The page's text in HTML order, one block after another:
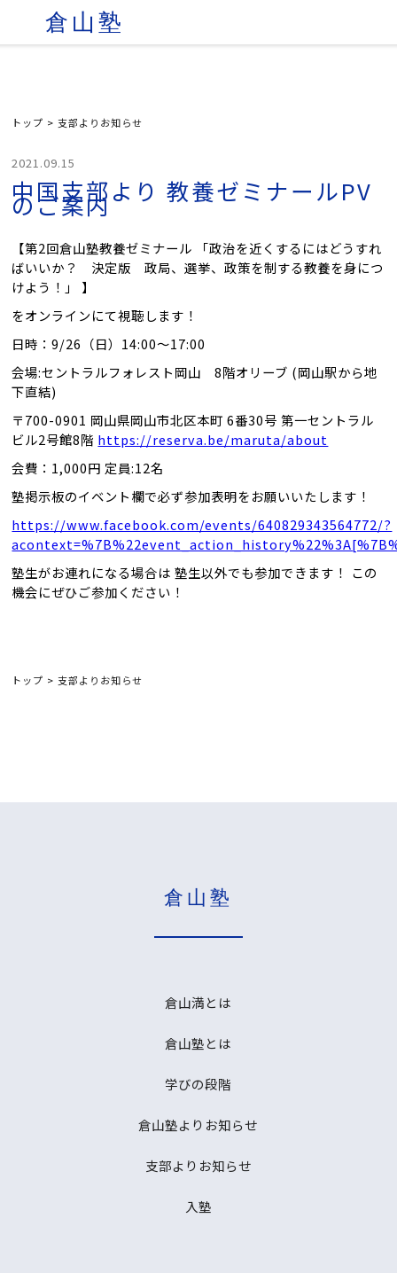
倉山塾
トップ >支部よりお知らせ
2021.09.15
中国支部より 教養ゼミナールPV
のご案内
【第2回倉山塾教養ゼミナール 「政治を近くするにはどうすれ
ばいいか？ 決定版 政局、選挙、政策を制する教養を身につ
けよう！」 】
をオンラインにて視聴します！
日時：9/26（日）14:00～17:00
会場:セントラルフォレスト岡山 8階オリーブ (岡山駅から地
下直結)
〒700-0901 岡山県岡山市北区本町 6番30号 第一セントラル
ビル2号館8階 https://reserva.be/maruta/about
会費：1,000円 定員:12名
塾掲示板のイベント欄で必ず参加表明をお願いいたします！
https://www.facebook.com/events/640829343564772/?
塾生がお連れになる場合は 塾生以外でも参加できます！ この
機会にぜひご参加ください！
トップ >支部よりお知らせ
倉山塾
倉山満とは
倉山塾とは
学びの段階
倉山塾よりお知らせ
支部よりお知らせ
入塾